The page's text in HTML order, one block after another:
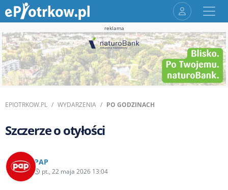
reklama
EPIOTRKOW.PL WYDARZENIA PO GODZINACH
Szczerze o otyłości
PAP
pt., 22 maja 2026 13:04